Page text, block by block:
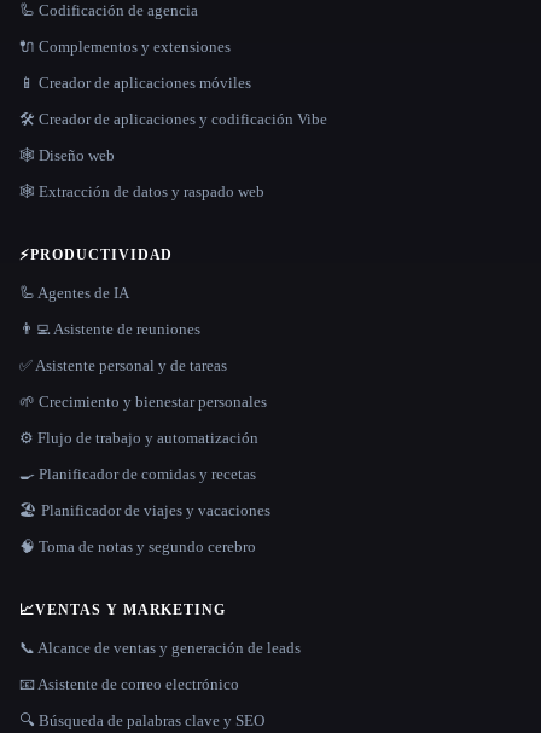
🦾 Codificación de agencia
🔌 Complementos y extensiones
📱 Creador de aplicaciones móviles
🛠️ Creador de aplicaciones y codificación Vibe
🕸 Diseño web
🕸️ Extracción de datos y raspado web
⚡PRODUCTIVIDAD
🦾 Agentes de IA
👨‍💻 Asistente de reuniones
✅ Asistente personal y de tareas
🌱 Crecimiento y bienestar personales
⚙️ Flujo de trabajo y automatización
🍳 Planificador de comidas y recetas
🏖 Planificador de viajes y vacaciones
🧠 Toma de notas y segundo cerebro
📈VENTAS Y MARKETING
📞 Alcance de ventas y generación de leads
📧 Asistente de correo electrónico
🔍 Búsqueda de palabras clave y SEO